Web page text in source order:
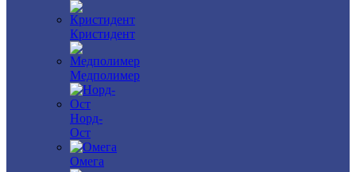
Кристидент
Медполимер
Норд-
Ост
Омега